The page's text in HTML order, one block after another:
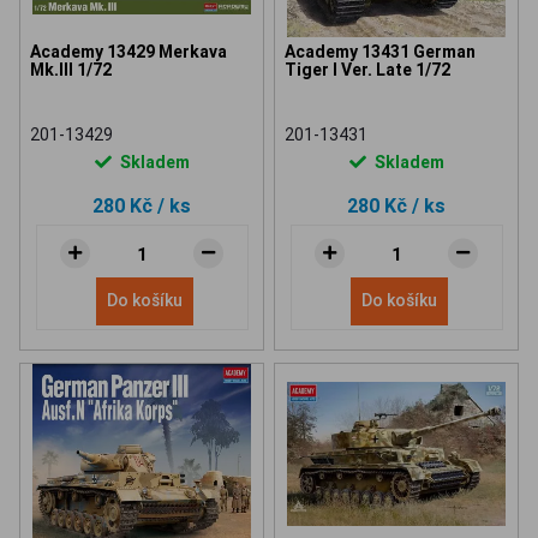
Academy 13429 Merkava
Mk.III 1/72
201-13429
Skladem
280 Kč / ks
Do košíku
Academy 13431 German
Tiger I Ver. Late 1/72
201-13431
Skladem
280 Kč / ks
Do košíku